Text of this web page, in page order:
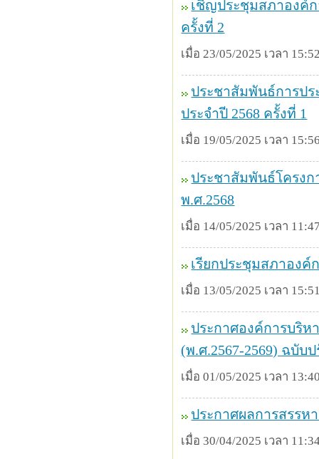
เชิญประชุมสภาองค์
ครั้งที่ 2
เมื่อ 23/05/2025 เวลา
ประชาสัมพันธ์การป
ประจำปี 2568 ครั้งที่ 1
เมื่อ 19/05/2025 เวลา
ประชาสัมพันธ์โครง
พ.ศ.2568
เมื่อ 14/05/2025 เวลา
เรียกประชุมสภาองค์
เมื่อ 13/05/2025 เวลา
ประกาศองค์การบริห
(พ.ศ.2567-2569) ฉบับ
เมื่อ 01/05/2025 เวลา
ประกาศผลการสรรห
เมื่อ 30/04/2025 เวลา